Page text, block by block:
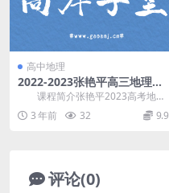
高中地理
2022-2023张艳平高三地理百
日冲刺上册寒假班
课程简介张艳平2023高考地理
百日冲刺寒假班，本阶段讲描述、
比较地理事物的分...
3 年前 32 9.9
评论(0)